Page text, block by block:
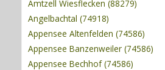
Amtzell Wiesflecken (88279)
Angelbachtal (74918)
Appensee Altenfelden (74586)
Appensee Banzenweiler (74586)
Appensee Bechhof (74586)